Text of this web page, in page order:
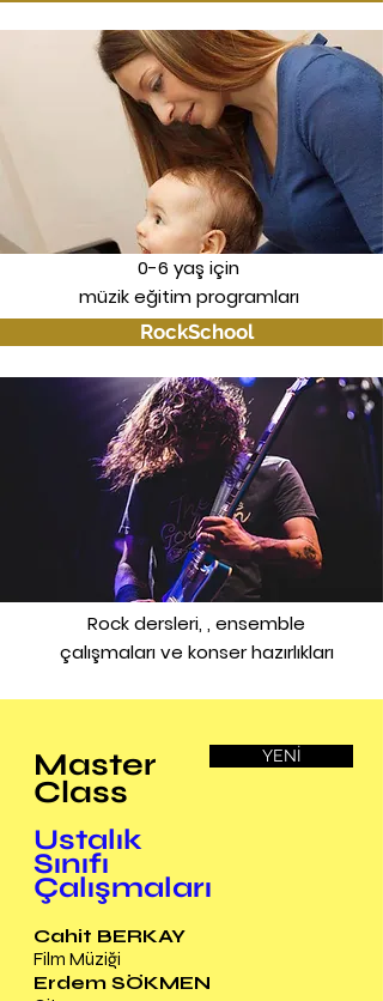
0-6 yaş için
müzik eğitim programları
RockSchool
Rock dersleri, , ensemble
çalışmaları ve konser hazırlıkları
Master
Class
YENİ
Ustalık
Sınıfı
Çalışmaları
Cahit BERKAY
Film Müziği
Erdem SÖKMEN